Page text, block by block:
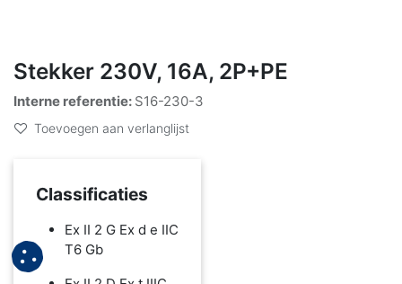
Stekker 230V, 16A, 2P+PE
Interne referentie: S16-230-3
Toevoegen aan verlanglijst
Classificaties
Ex II 2 G Ex d e IIC
T6 Gb